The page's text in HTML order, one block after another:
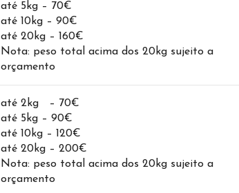
até 5kg – 70€
até 10kg – 90€
até 20kg – 160€
Nota: peso total acima dos 20kg sujeito a
orçamento
até 2kg – 70€
até 5kg – 90€
até 10kg – 120€
até 20kg – 200€
Nota: peso total acima dos 20kg sujeito a
orçamento